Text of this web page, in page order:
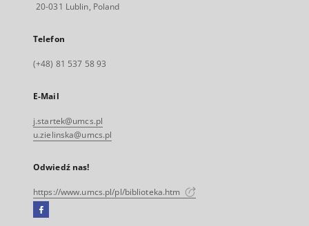
20-031 Lublin, Poland
Telefon
(+48) 81 537 58 93
E-Mail
j.startek@umcs.pl
u.zielinska@umcs.pl
Odwiedź nas!
https://www.umcs.pl/pl/biblioteka.htm
Facebook